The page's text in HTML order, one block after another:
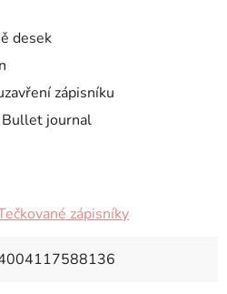
desek
zápisníku
Bullet journal
zápisníky